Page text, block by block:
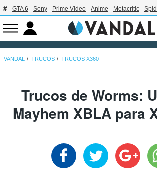
GTA 6 Sony Prime Video Anime Metacritic
VANDAL TRUCOS TRUCOS X360
Trucos de Worms:
Mayhem XBLA para